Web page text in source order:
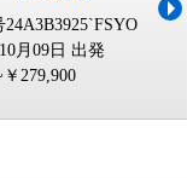
月09日 出発
￥279,900